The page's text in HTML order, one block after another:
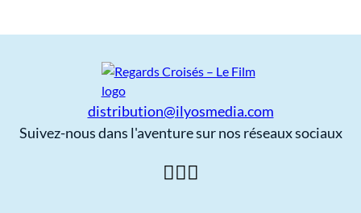
distribution@ilyosmedia.com
Suivez-nous dans l'aventure sur nos réseaux sociaux
Follow us on YouTube
Follow us on Facebook
Follow us on Instagram